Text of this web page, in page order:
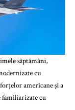
săptămâni,
cu
americane și a
cu